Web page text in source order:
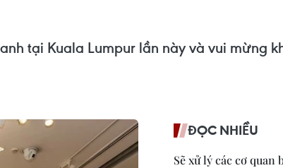
tại Kuala Lumpur lần này và vui mừng
ĐỌC NHIỀU
Sẽ xử lý các cơ